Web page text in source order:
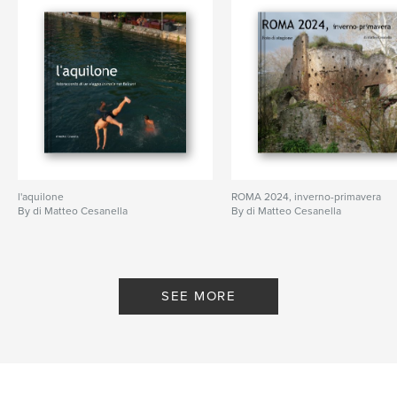
l'aquilone
By di Matteo Cesanella
ROMA 2024, inverno-primavera
By di Matteo Cesanella
SEE MORE